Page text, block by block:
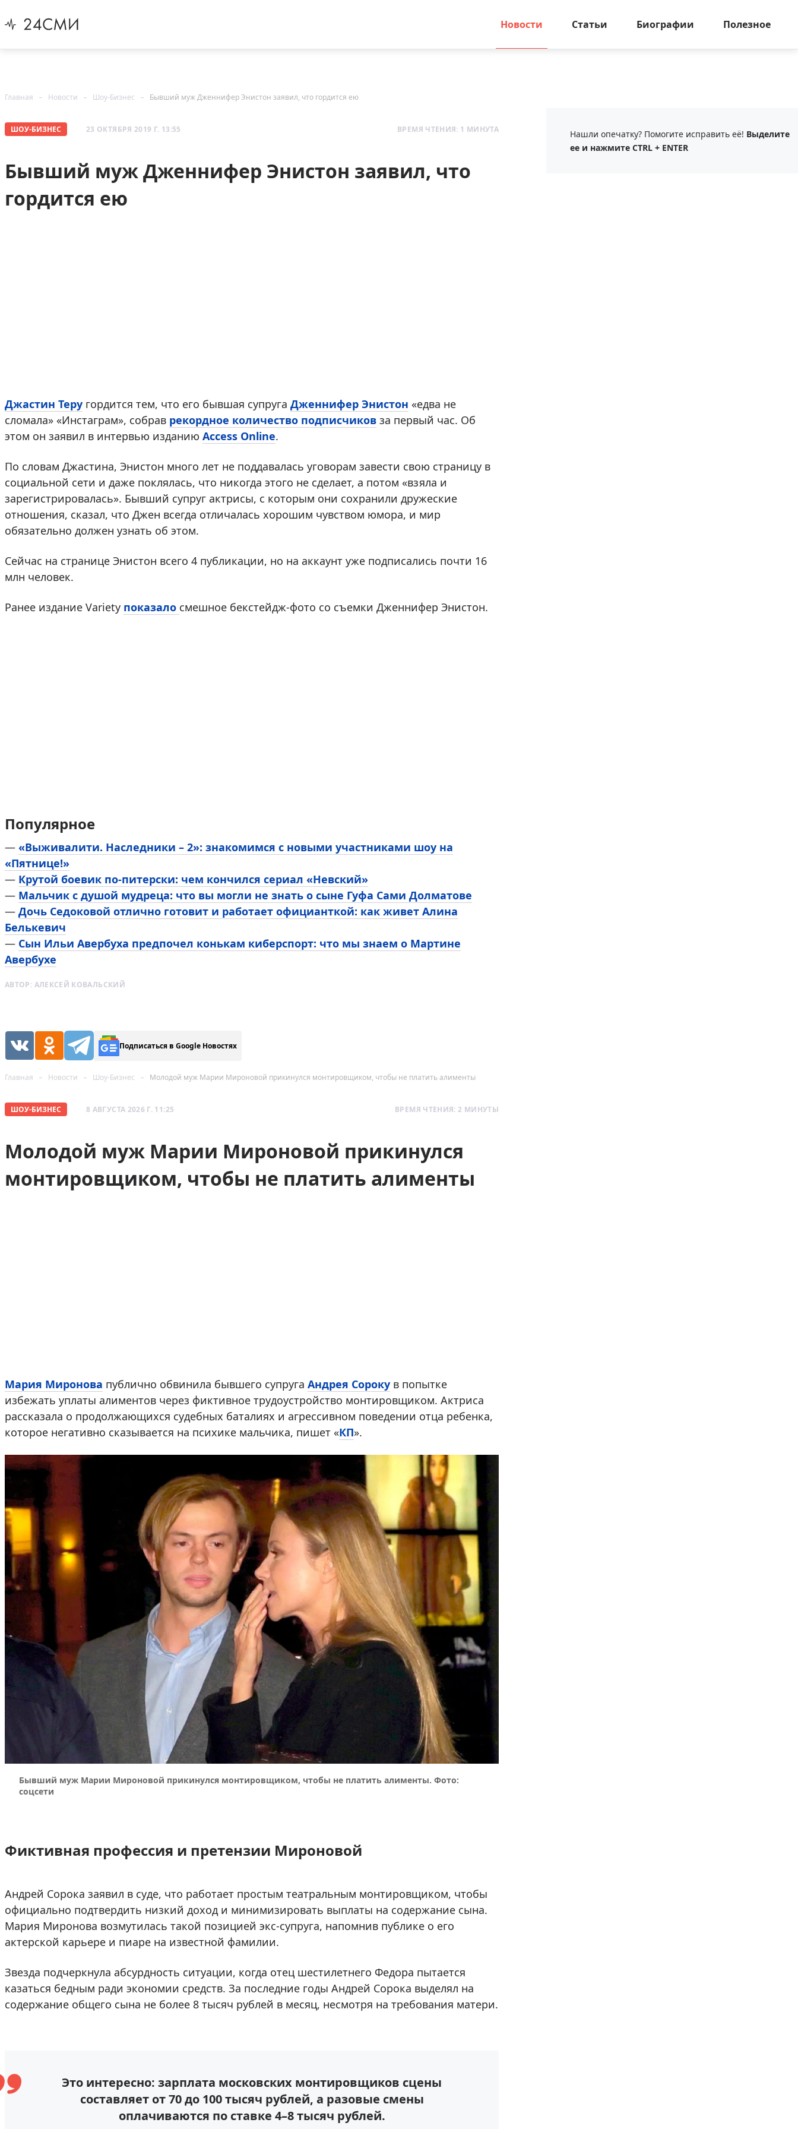
Новости Статьи Биографии Полезное
Главная Новости Шоу-Бизнес Бывший муж Дженнифер Энистон заявил, что гордится ею
ШОУ-БИЗНЕС 23 ОКТЯБРЯ 2019 Г. 13:55 ВРЕМЯ ЧТЕНИЯ: 1 МИНУТА
Бывший муж Дженнифер Энистон заявил, что
гордится ею
Джастин Теру гордится тем, что его бывшая супруга Дженнифер Энистон «едва не
сломала» «Инстаграм», собрав рекордное количество подписчиков за первый час. Об
этом он заявил в интервью изданию Access Online.
По словам Джастина, Энистон много лет не поддавалась уговорам завести свою страницу в
социальной сети и даже поклялась, что никогда этого не сделает, а потом «взяла и
зарегистрировалась». Бывший супруг актрисы, с которым они сохранили дружеские
отношения, сказал, что Джен всегда отличалась хорошим чувством юмора, и мир
обязательно должен узнать об этом.
Сейчас на странице Энистон всего 4 публикации, но на аккаунт уже подписались почти 16
млн человек.
Ранее издание Variety показало смешное бекстейдж-фото со съемки Дженнифер Энистон.
Популярное
— «Выживалити. Наследники – 2»: знакомимся с новыми участниками шоу на
«Пятнице!»
— Крутой боевик по-питерски: чем кончился сериал «Невский»
— Мальчик с душой мудреца: что вы могли не знать о сыне Гуфа Сами Долматове
— Дочь Седоковой отлично готовит и работает официанткой: как живет Алина
Белькевич
— Сын Ильи Авербуха предпочел конькам киберспорт: что мы знаем о Мартине
Авербухе
АВТОР: АЛЕКСЕЙ КОВАЛЬСКИЙ
Подписаться в Google Новостях
Главная Новости Шоу-Бизнес Молодой муж Марии Мироновой прикинулся монтировщиком, чтобы не платить алименты
ШОУ-БИЗНЕС 8 АВГУСТА 2026 Г. 11:25 ВРЕМЯ ЧТЕНИЯ: 2 МИНУТЫ
Молодой муж Марии Мироновой прикинулся
монтировщиком, чтобы не платить алименты
Мария Миронова публично обвинила бывшего супруга Андрея Сороку в попытке
избежать уплаты алиментов через фиктивное трудоустройство монтировщиком. Актриса
рассказала о продолжающихся судебных баталиях и агрессивном поведении отца ребенка,
которое негативно сказывается на психике мальчика, пишет «КП».
Бывший муж Марии Мироновой прикинулся монтировщиком, чтобы не платить алименты. Фото:
соцсети
Фиктивная профессия и претензии Мироновой
Андрей Сорока заявил в суде, что работает простым театральным монтировщиком, чтобы
официально подтвердить низкий доход и минимизировать выплаты на содержание сына.
Мария Миронова возмутилась такой позицией экс-супруга, напомнив публике о его
актерской карьере и пиаре на известной фамилии.
Звезда подчеркнула абсурдность ситуации, когда отец шестилетнего Федора пытается
казаться бедным ради экономии средств. За последние годы Андрей Сорока выделял на
содержание общего сына не более 8 тысяч рублей в месяц, несмотря на требования матери.
Это интересно: зарплата московских монтировщиков сцены
составляет от 70 до 100 тысяч рублей, а разовые смены
оплачиваются по ставке 4–8 тысяч рублей.
Нашли опечатку? Помогите исправить её! Выделите
ее и нажмите CTRL + ENTER